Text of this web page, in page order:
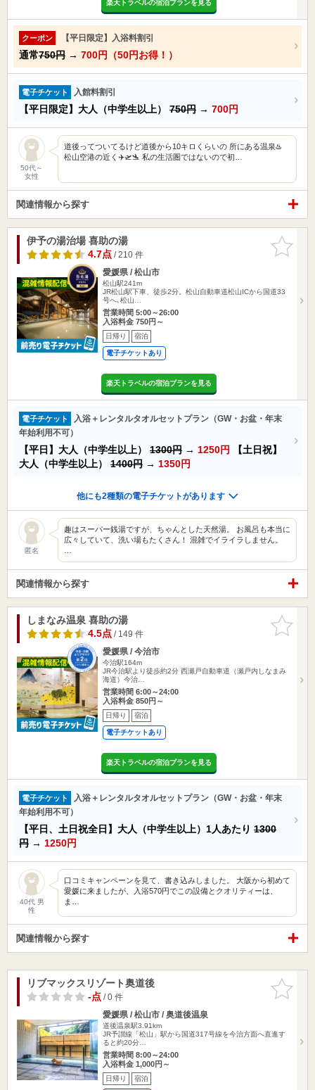
楽天トラベルの宿泊プランを見る
クーポン 【平日限定】入浴料割引
通常750円 → 700円（50円お得！）
電子チケット 入館料割引
【平日限定】大人（中学生以上） 750円 → 700円
50代～
女性
道後ってついてるけど道後から10キロくらいの 所にある温泉♨️
松山空港の近く✈️🛫🛬 私の生活圏ではないので初…
関連情報から探す
お気に入
りに追加
伊予の湯治場 喜助の湯
4.7点/ 210 件
愛媛県 / 松山市
松山駅241m
JR松山駅下車、徒歩2分。松山自動車道松山ICから国道33
号へ､松山…
営業時間 5:00～26:00
入浴料金 750円～
日帰り 宿泊
電子チケットあり
楽天トラベルの宿泊プランを見る
電子チケット
入浴＋レンタルタオルセットプラン（GW・お盆・年末
年始利用不可）
【平日】大人（中学生以上） 1300円 → 1250円
【土日祝】
大人（中学生以上） 1400円 → 1350円
他にも2種類の電子チケットがあります
匿名
趣はスーパー銭湯ですが、ちゃんとした天然湯。 お風呂も本当に
広々していて、洗い場もたくさん！ 混雑でイライラしません。
関連情報から探す
お気に入
りに追加
しまなみ温泉 喜助の湯
4.5点/ 149 件
愛媛県 / 今治市
今治駅164m
JR今治駅より徒歩約2分 西瀬戸自動車道（瀬戸内しなまみ
海道）今治…
営業時間 6:00～24:00
入浴料金 850円～
日帰り 宿泊
電子チケットあり
楽天トラベルの宿泊プランを見る
電子チケット
入浴＋レンタルタオルセットプラン（GW・お盆・年末
年始利用不可）
【平日、土日祝全日】大人（中学生以上）1人あたり 1300
円 → 1250円
40代 男
性
口コミキャンペーンを見て、書き込みしました。 大阪から初めて
愛媛に来ましたが、入浴570円でこの設備とクオリティーは、
ま…
関連情報から探す
お気に入
りに追加
リブマックスリゾート奥道後
-点/ 0 件
愛媛県 / 松山市 / 奥道後温泉
道後温泉駅3.91km
JR予讃線「松山」駅から国道317号線を今治方面へ直進す
ると約20分…
営業時間 8:00～24:00
入浴料金 1,000円～
日帰り 宿泊